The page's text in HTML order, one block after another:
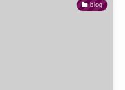
blog